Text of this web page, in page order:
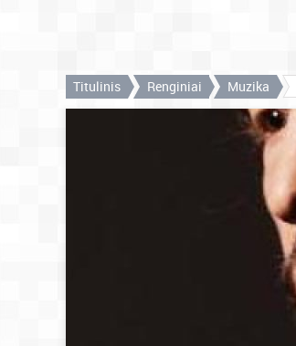
Titulinis Renginiai Muzika